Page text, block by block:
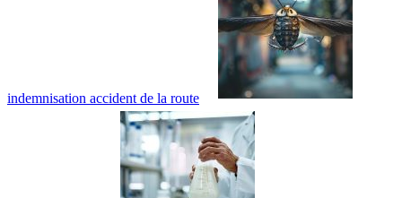
indemnisation accident de la route